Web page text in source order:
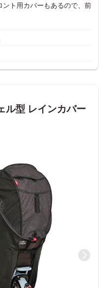
ント用カバーもあるので、前
ル型 レインカバー